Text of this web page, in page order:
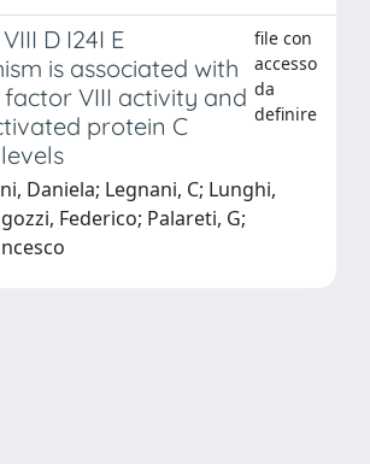
D I24I E
is associated with
VIII activity and
protein C
file con
accesso
da
definire
Daniela; Legnani, C; Lunghi,
Federico; Palareti, G;